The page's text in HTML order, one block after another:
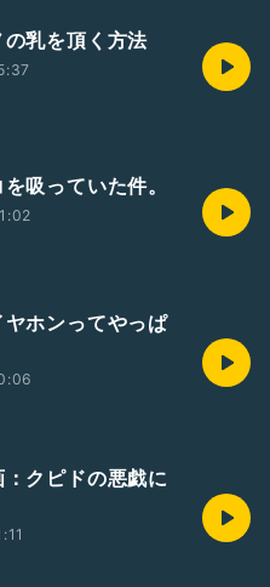
の乳を頂く方法
吸っていた件。
ヤホンってやっぱ
クピドの悪戯に